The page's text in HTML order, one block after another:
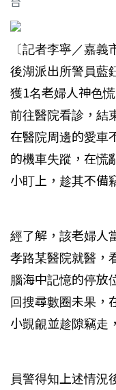
〔記者李寧／嘉
後湖派出所警員藍
獲1名老婦人神色
前往醫院看診，結
在醫院周邊的愛車
的機車失蹤，在慌
小盯上，趁其不備
經了解，該老婦人
孝路某醫院就醫，
腦海中記憶的停放
回搜尋數圈未果，
小覬覦並趁隙竊走
員警得知上述情況